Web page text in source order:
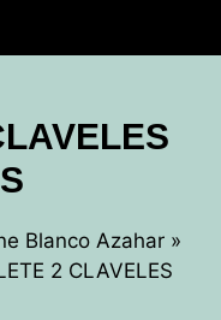
Blanco Azahar »
2 CLAVELES